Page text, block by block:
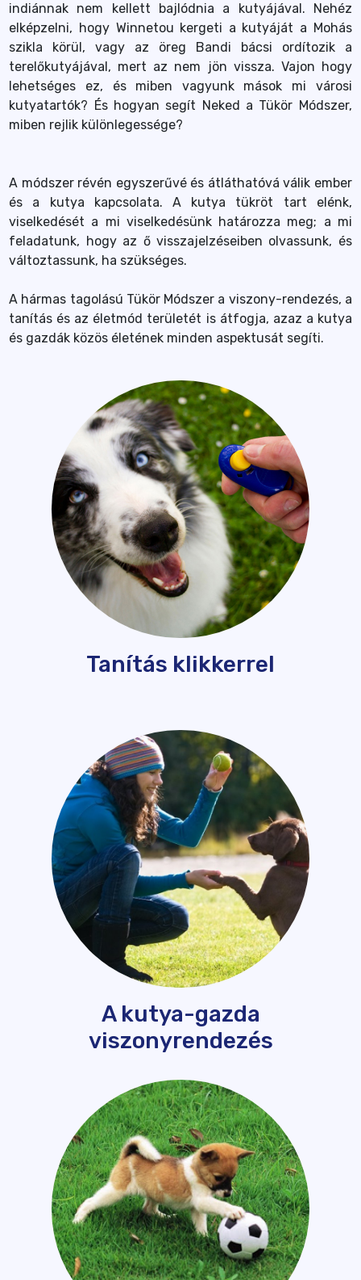
indiánnak nem kellett bajlódnia a kutyájával. Nehéz
elképzelni, hogy Winnetou kergeti a kutyáját a Mohás
szikla körül, vagy az öreg Bandi bácsi ordítozik a
terelőkutyájával, mert az nem jön vissza. Vajon hogy
lehetséges ez, és miben vagyunk mások mi városi
kutyatartók? És hogyan segít Neked a Tükör Módszer,
miben rejlik különlegessége?
A módszer révén egyszerűvé és átláthatóvá válik ember
és a kutya kapcsolata. A kutya tükröt tart elénk,
viselkedését a mi viselkedésünk határozza meg; a mi
feladatunk, hogy az ő visszajelzéseiben olvassunk, és
változtassunk, ha szükséges.
A hármas tagolású Tükör Módszer a viszony-rendezés, a
tanítás és az életmód területét is átfogja, azaz a kutya
és gazdák közös életének minden aspektusát segíti.
Tanítás klikkerrel
A kutya-gazda
viszonyrendezés